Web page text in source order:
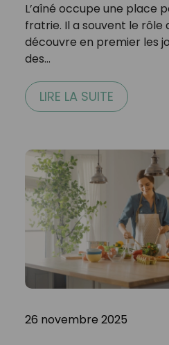
L’aîné occupe une place
fratrie. Il a souvent le rôle
découvre en premier les
des…
LIRE LA SUITE
26 novembre 2025